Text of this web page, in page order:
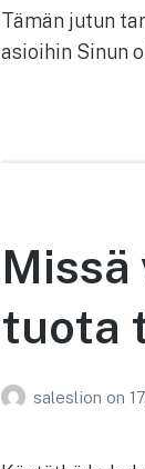
Tämän jutun
asioihin Sinun
Missä
tuota
saleslion on